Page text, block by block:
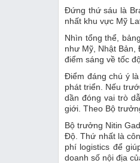
Đứng thứ sáu là
nhất khu vực Mỹ
Nhìn tổng thể,
như Mỹ, Nhật
điểm sáng về tốc
Điểm đáng chú ý
phát triển. Nếu
dần đóng vai trò
giới. Theo Bộ
Bộ trưởng Nitin
Độ. Thứ nhất là
phí logistics để
doanh số nội địa